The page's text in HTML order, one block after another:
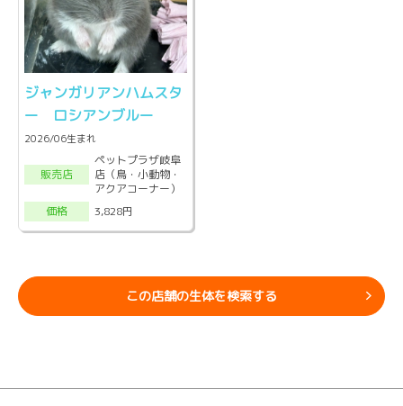
ジャンガリアンハムスタ
ー ロシアンブルー
2026/06生まれ
販売店
ペットプラザ岐阜
店（鳥・小動物・
アクアコーナー）
価格
3,828円
この店舗の生体を検索する